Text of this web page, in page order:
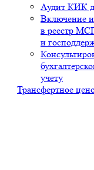
Аудит КИК
Включение
в реестр
и
учету
Трансфертное